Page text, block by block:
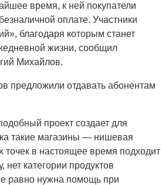
время, к ней покупатели
оплате. Участники
благодаря которым станет
жизни, сообщил
Михайлов.
предложили отдавать абонентам
проект создает для
такие магазины — нишевая
точек в настоящее время подходит
категории продуктов
равно нужна помощь при